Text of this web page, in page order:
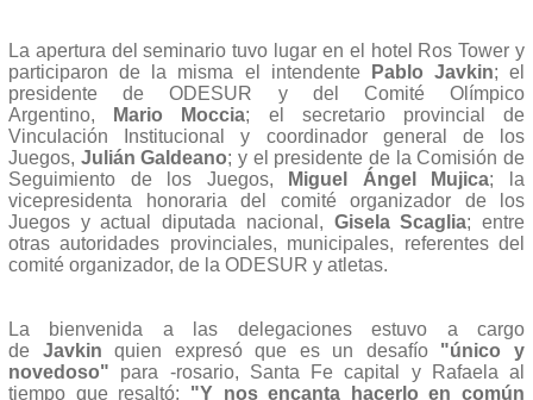
La apertura del seminario tuvo lugar en el hotel Ros Tower y
participaron de la misma el intendente
Pablo Javkin; el
presidente de ODESUR y del Comité Olímpico
Argentino,
Mario Moccia; el secretario provincial de
Vinculación Institucional y coordinador general de los
Juegos, Julián Galdeano; y el presidente de la Comisión de
Seguimiento de los Juegos,
Miguel Ángel Mujica; la
vicepresidenta honoraria del comité organizador de los
Juegos y actual diputada nacional, Gisela Scaglia; entre
otras autoridades provinciales, municipales, referentes del
comité organizador, de la ODESUR y atletas.
La bienvenida a las delegaciones estuvo a cargo
de Javkin quien expresó que es un desafío "único y
novedoso" para -rosario, Santa Fe capital y Rafaela al
tiempo que resaltó: "Y nos encanta hacerlo en común